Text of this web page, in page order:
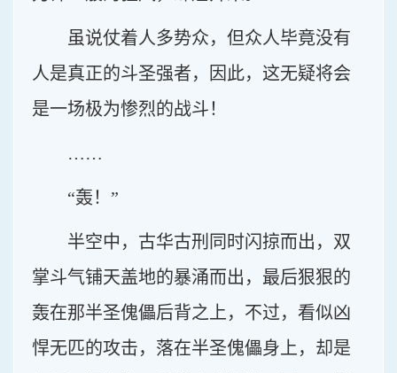
虽说仗着人多势众，但众人毕竟没有
人是真正的斗圣强者，因此，这无疑将会
是一场极为惨烈的战斗！
……
“轰！”
半空中，古华古刑同时闪掠而出，双
掌斗气铺天盖地的暴涌而出，最后狠狠的
轰在那半圣傀儡后背之上，不过，看似凶
悍无匹的攻击，落在半圣傀儡身上，却是